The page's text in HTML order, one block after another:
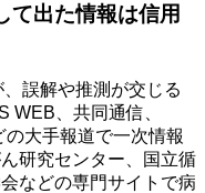
て出た情報は信用
誤解や推測が交じる
WEB、共同通信、
大手報道で一次情報
研究センター、国立循
などの専門サイトで病